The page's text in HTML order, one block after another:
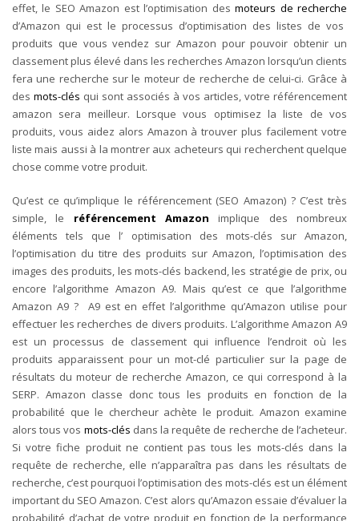
effet, le SEO Amazon est l’optimisation desmoteurs de recherche
d’Amazon qui est le processus d’optimisation des listes de vos
produits que vous vendez sur Amazon pour pouvoir obtenir un
classement plus élevé dans les recherches Amazon lorsqu’un clients
fera une recherche sur le moteur de recherche de celui-ci. Grâce à
des mots-clés qui sont associés à vos articles, votre référencement
amazon sera meilleur. Lorsque vous optimisez la liste de vos
produits, vous aidez alors Amazon à trouver plus facilement votre
liste mais aussi à la montrer aux acheteurs qui recherchent quelque
chose comme votre produit.
Qu’est ce qu’implique le référencement (SEO Amazon) ? C’est très
simple, le référencement Amazon implique des nombreux
éléments tels que l’ optimisation des mots-clés sur Amazon,
l’optimisation du titre des produits sur Amazon, l’optimisation des
images des produits, les mots-clés backend, les stratégie de prix, ou
encore l’algorithme Amazon A9. Mais qu’est ce que l’algorithme
Amazon A9 ? A9 est en effet l’algorithme qu’Amazon utilise pour
effectuer les recherches de divers produits. L’algorithme Amazon A9
est un processus de classement qui influence l’endroit où les
produits apparaissent pour un mot-clé particulier sur la page de
résultats du moteur de recherche Amazon, ce qui correspond à la
SERP. Amazon classe donc tous les produits en fonction de la
probabilité que le chercheur achète le produit. Amazon examine
alors tous vos mots-clés dans la requête de recherche de l’acheteur.
Si votre fiche produit ne contient pas tous les mots-clés dans la
requête de recherche, elle n’apparaîtra pas dans les résultats de
recherche, c’est pourquoi l’optimisation des mots-clés est un élément
important du SEO Amazon. C’est alors qu’Amazon essaie d’évaluer la